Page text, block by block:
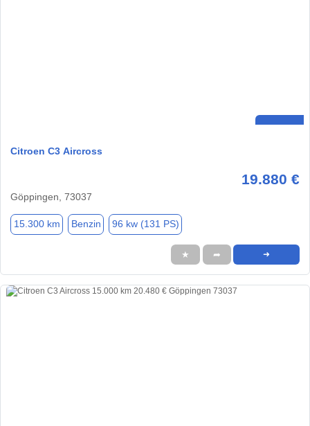
Citroen C3 Aircross
19.880 €
Göppingen, 73037
15.300 km Benzin 96 kw (131 PS)
★ ➦ ➜